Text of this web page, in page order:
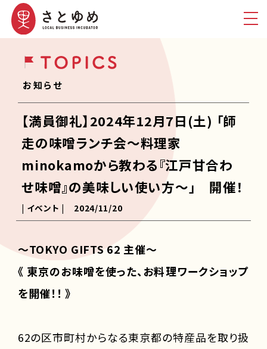
お知らせ
【満員御礼】2024年12月7日(土) 「師
走の味噌ランチ会～料理家
minokamoから教わる『江戸甘合わ
せ味噌』の美味しい使い方～」 開催！
| イベント | 2024/11/20
～TOKYO GIFTS 62 主催～
《 東京のお味噌を使った、お料理ワークショップ
を開催！！ 》
62の区市町村からなる東京都の特産品を取り扱